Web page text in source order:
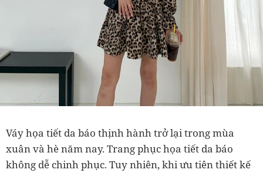
Váy họa tiết da báo thịnh hành trở lại trong mùa
xuân và hè năm nay. Trang phục họa tiết da báo
không dễ chinh phục. Tuy nhiên, khi ưu tiên thiết kế